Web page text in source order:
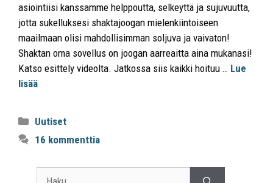
asiointiisi kanssamme helppoutta, selkeyttä ja sujuvuutta,
jotta sukelluksesi shaktajoogan mielenkiintoiseen
maailmaan olisi mahdollisimman soljuva ja vaivaton!
Shaktan oma sovellus on joogan aarreaitta aina mukanasi!
Katso esittely videolta. Jatkossa siis kaikki hoituu … Lue
lisää
Uutiset
16 kommenttia